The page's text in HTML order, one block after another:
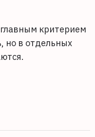
критерием
но в отдельных